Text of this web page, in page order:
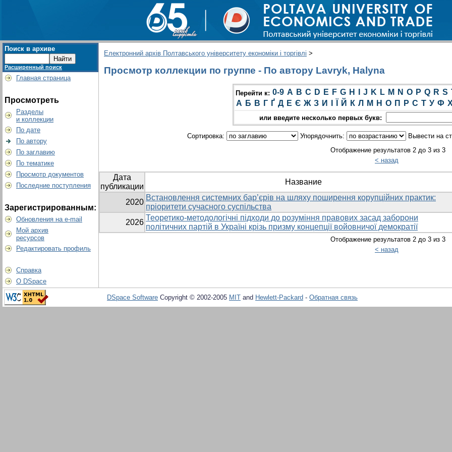
Поиск в архиве
Расширенный поиск
Главная страница
Просмотреть
Разделы
и коллекции
По дате
По автору
По заглавию
По тематике
Просмотр документов
Последние поступления
Зарегистрированным:
Обновления на e-mail
Мой архив
ресурсов
Редактировать профиль
Справка
О DSpace
Електронний архів Полтавського університету економіки і торгівлі >
Просмотр коллекции по группе - По автору Lavryk, Halyna
Перейти к: 0-9 A B C D E F G H J K L M N O P Q R S
А Б В Г Ґ Д Е Є Ж З И Й К Л М Н О П Р С Т У Ф Х
или введите несколько первых букв:
Сортировка: Упорядочнить: Вывести на
Отображение результатов 2 до 3 из 3
< назад
Дата
публикации
Название
2020
Встановлення системних бар’єрів на шляху поширення корупційних практик:
пріоритети сучасного суспільства
2026
Теоретико-методологічні підходи до розуміння правових засад заборони
політичних партій в Україні крізь призму концепції войовничої демократії
Отображение результатов 2 до 3 из 3
< назад
DSpace Software Copyright © 2002-2005 MIT and Hewlett-Packard - Обратная связь